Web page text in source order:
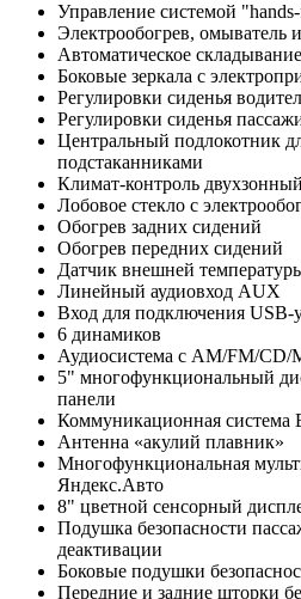
Управление системой
Электрообогрев, омыватель
Автоматическое
Боковые зеркала с
Регулировки сиденья
Регулировки сиденья
Центральный подлокотник
подстаканниками
Климат-контроль двухзонный
Лобовое стекло с
Обогрев задних сидений
Обогрев передних сидений
Датчик внешней
Линейный аудиовход AUX
Вход для подключения USB-
6 динамиков
Аудиосистема с AM/FM/CD/
5" многофункциональный
панели
Коммуникационная система
Антенна «акулий плавник»
Многофункциональная
Яндекс.Авто
8" цветной сенсорный
Подушка безопасности
деактивации
Боковые подушки
Передние и задние шторки